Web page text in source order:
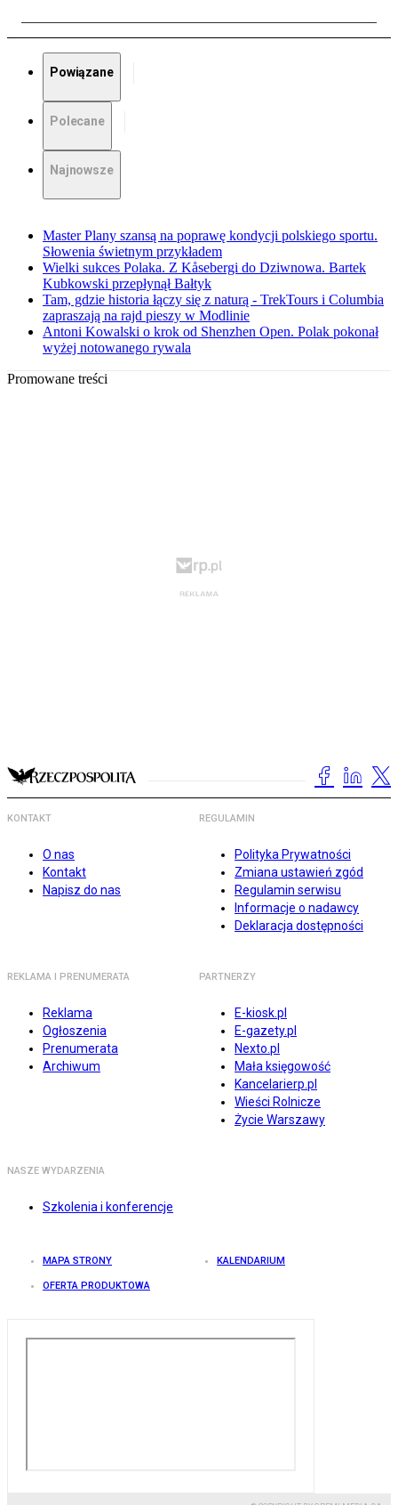
Powiązane
Polecane
Najnowsze
Master Plany szansą na poprawę kondycji polskiego sportu.
Słowenia świetnym przykładem
Wielki sukces Polaka. Z Kåsebergi do Dziwnowa. Bartek
Kubkowski przepłynął Bałtyk
Tam, gdzie historia łączy się z naturą - TrekTours i Columbia
zapraszają na rajd pieszy w Modlinie
Antoni Kowalski o krok od Shenzhen Open. Polak pokonał
wyżej notowanego rywala
Promowane treści
KONTAKT
O nas
Kontakt
Napisz do nas
REGULAMIN
Polityka Prywatności
Zmiana ustawień zgód
Regulamin serwisu
Informacje o nadawcy
Deklaracja dostępności
REKLAMA I PRENUMERATA
Reklama
Ogłoszenia
Prenumerata
Archiwum
PARTNERZY
E-kiosk.pl
E-gazety.pl
Nexto.pl
Mała księgowość
Kancelarierp.pl
Wieści Rolnicze
Życie Warszawy
NASZE WYDARZENIA
Szkolenia i konferencje
MAPA STRONY KALENDARIUM
OFERTA PRODUKTOWA